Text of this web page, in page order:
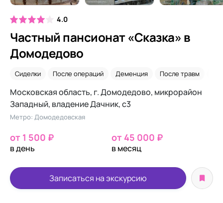
4.0
Частный пансионат «Сказка» в
Домодедово
Сиделки После операций Деменция После травм
Московская область, г. Домодедово, микрорайон
Западный, владение Дачник, с3
Метро: Домодедовская
от 1 500 ₽
в день
от 45 000 ₽
в месяц
Записаться на экскурсию